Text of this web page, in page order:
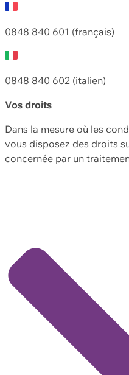
0848 840 601 (français)
0848 840 602 (italien)
Vos droits
Dans la mesure où les
vous disposez des droits
concernée par un